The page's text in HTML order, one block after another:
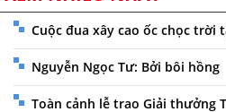
Cuộc đua xây cao ốc chọc trời
Nguyễn Ngọc Tư: Bởi bôi hồng
Toàn cảnh lễ trao Giải thưởng